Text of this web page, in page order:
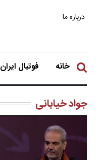
درباره ما
خانه فوتبال ایران
جواد خیابانی